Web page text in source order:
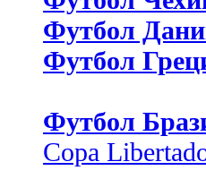
Футбол
Футбол
Футбол
Copa